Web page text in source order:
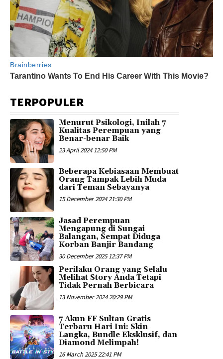
TERPOPULER
Menurut Psikologi, Inilah 7
Kualitas Perempuan yang
Benar-benar Baik
23 April 2024 12:50 PM
Beberapa Kebiasaan Membuat
Orang Tampak Lebih Muda
dari Teman Sebayanya
15 December 2024 21:30 PM
Jasad Perempuan
Mengapung di Sungai
Balangan, Sempat Diduga
Korban Banjir Bandang
30 December 2025 12:37 PM
Perilaku Orang yang Selalu
Melihat Story Anda Tetapi
Tidak Pernah Berbicara
13 November 2024 20:29 PM
7 Akun FF Sultan Gratis
Terbaru Hari Ini: Skin
Langka, Bundle Eksklusif, dan
Diamond Melimpah!
16 March 2025 22:41 PM